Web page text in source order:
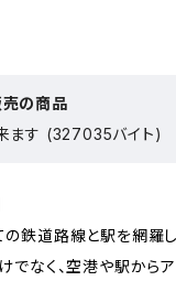
の商品
ます (327035バイト)
鉄道路線と駅を網羅
でなく、空港や駅から